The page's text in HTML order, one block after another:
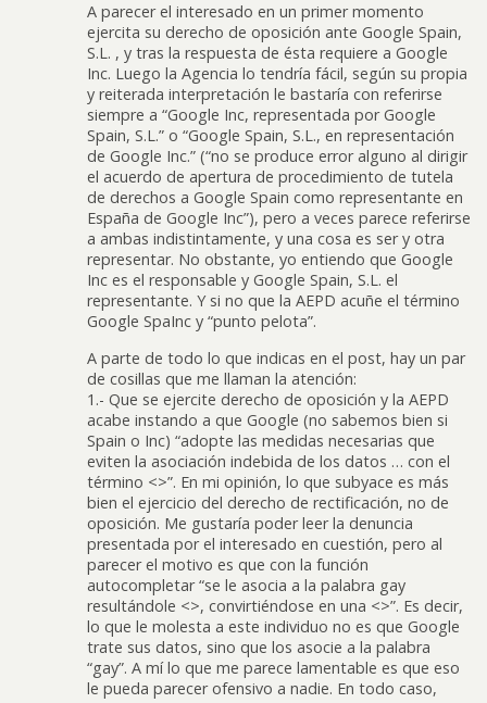
A parecer el interesado en un primer momento
ejercita su derecho de oposición ante Google Spain,
S.L. , y tras la respuesta de ésta requiere a Google
Inc. Luego la Agencia lo tendría fácil, según su propia
y reiterada interpretación le bastaría con referirse
siempre a “Google Inc, representada por Google
Spain, S.L.” o “Google Spain, S.L., en representación
de Google Inc.” (“no se produce error alguno al dirigir
el acuerdo de apertura de procedimiento de tutela
de derechos a Google Spain como representante en
España de Google Inc”), pero a veces parece referirse
a ambas indistintamente, y una cosa es ser y otra
representar. No obstante, yo entiendo que Google
Inc es el responsable y Google Spain, S.L. el
representante. Y si no que la AEPD acuñe el término
Google SpaInc y “punto pelota”.
A parte de todo lo que indicas en el post, hay un par
de cosillas que me llaman la atención:
1.- Que se ejercite derecho de oposición y la AEPD
acabe instando a que Google (no sabemos bien si
Spain o Inc) “adopte las medidas necesarias que
eviten la asociación indebida de los datos … con el
término <>”. En mi opinión, lo que subyace es más
bien el ejercicio del derecho de rectificación, no de
oposición. Me gustaría poder leer la denuncia
presentada por el interesado en cuestión, pero al
parecer el motivo es que con la función
autocompletar “se le asocia a la palabra gay
resultándole <>, convirtiéndose en una <>”. Es decir,
lo que le molesta a este individuo no es que Google
trate sus datos, sino que los asocie a la palabra
“gay”. A mí lo que me parece lamentable es que eso
le pueda parecer ofensivo a nadie. En todo caso,